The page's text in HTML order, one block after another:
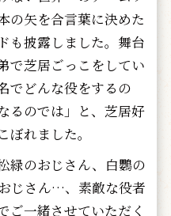
の矢を合言葉に決めた
も披露しました。舞台
で芝居ごっこをしてい
でどんな役をするの
るのでは」と、芝居好
れました。
緑のおじさん、白鸚の
じさん…、素敵な役者
ご一緒させていただく